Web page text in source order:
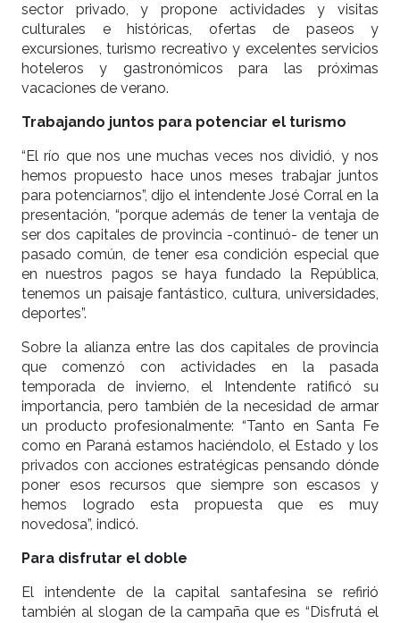
sector privado, y propone actividades y visitas
culturales e históricas, ofertas de paseos y
excursiones, turismo recreativo y excelentes servicios
hoteleros y gastronómicos para las próximas
vacaciones de verano.
Trabajando juntos para potenciar el turismo
“El río que nos une muchas veces nos dividió, y nos
hemos propuesto hace unos meses trabajar juntos
para potenciarnos”, dijo el intendente José Corral en la
presentación, “porque además de tener la ventaja de
ser dos capitales de provincia -continuó- de tener un
pasado común, de tener esa condición especial que
en nuestros pagos se haya fundado la República,
tenemos un paisaje fantástico, cultura, universidades,
deportes”.
Sobre la alianza entre las dos capitales de provincia
que comenzó con actividades en la pasada
temporada de invierno, el Intendente ratificó su
importancia, pero también de la necesidad de armar
un producto profesionalmente: “Tanto en Santa Fe
como en Paraná estamos haciéndolo, el Estado y los
privados con acciones estratégicas pensando dónde
poner esos recursos que siempre son escasos y
hemos logrado esta propuesta que es muy
novedosa”, indicó.
Para disfrutar el doble
El intendente de la capital santafesina se refirió
también al slogan de la campaña que es “Disfrutá el